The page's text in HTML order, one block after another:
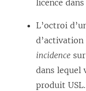
licence
L’octroi
incidence
dans lequel
produit USL.